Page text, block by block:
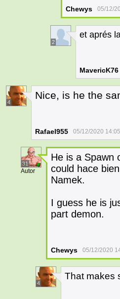
Chewys 05/12/
2
et aprés
MavericK76
4
Nice, is he the
Rafael955 05/12/2020
31
Autor
He is a Spawn
could hace
Namek.
I guess he is
part demon.
Chewys 05/12/2020
4
That makes